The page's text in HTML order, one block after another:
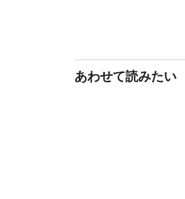
あわせて読みたい